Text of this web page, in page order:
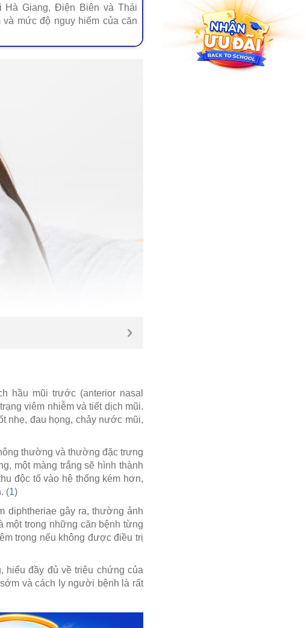
Hà Giang, Điện Biên và Thái
mức độ nguy hiểm của căn
hầu mũi trước (anterior nasal
viêm nhiễm và tiết dịch mũi.
nhẹ, đau họng, chảy nước mũi,
thường và thường đặc trưng
một màng trắng sẽ hình thành
độc tố vào hệ thống kém hơn,
(1)
diphtheriae gây ra, thường ảnh
một trong những căn bệnh từng
trọng nếu không được điều trị
hiểu đầy đủ về triệu chứng của
và cách ly người bệnh là rất